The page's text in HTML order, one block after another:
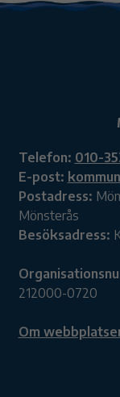
Telefon: 010-
E-post:
Postadress:
Mönsterås
Besöksadress:
212000-0720
Om